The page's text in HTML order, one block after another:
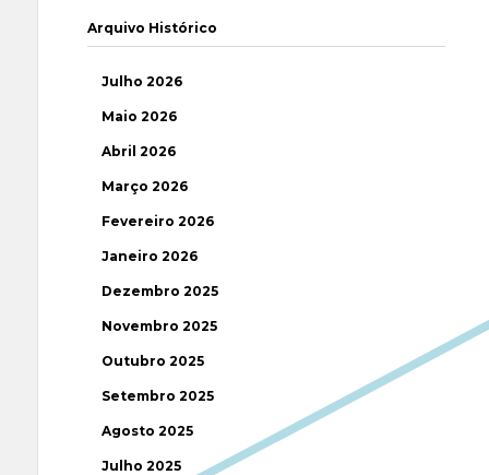
Arquivo Histórico
Julho 2026
Maio 2026
Abril 2026
Março 2026
Fevereiro 2026
Janeiro 2026
Dezembro 2025
Novembro 2025
Outubro 2025
Setembro 2025
Agosto 2025
Julho 2025